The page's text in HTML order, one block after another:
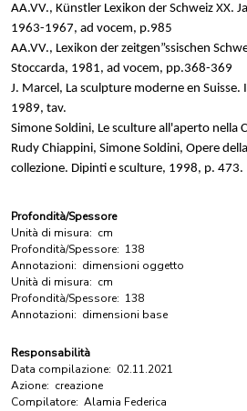
AA.VV., Künstler Lexikon der Schweiz XX.
1963-1967, ad vocem, p.985
AA.VV., Lexikon der zeitgen”ssischen
Stoccarda, 1981, ad vocem, pp.368-369
J. Marcel, La sculpture moderne en
1989, tav.
Simone Soldini, Le sculture all'aperto nella
Rudy Chiappini, Simone Soldini, Opere
collezione. Dipinti e sculture, 1998, p. 473.
Profondità/Spessore
Unità di misura: cm
Profondità/Spessore: 138
Annotazioni: dimensioni oggetto
Unità di misura: cm
Profondità/Spessore: 138
Annotazioni: dimensioni base
Responsabilità
Data compilazione: 02.11.2021
Azione: creazione
Compilatore: Alamia Federica